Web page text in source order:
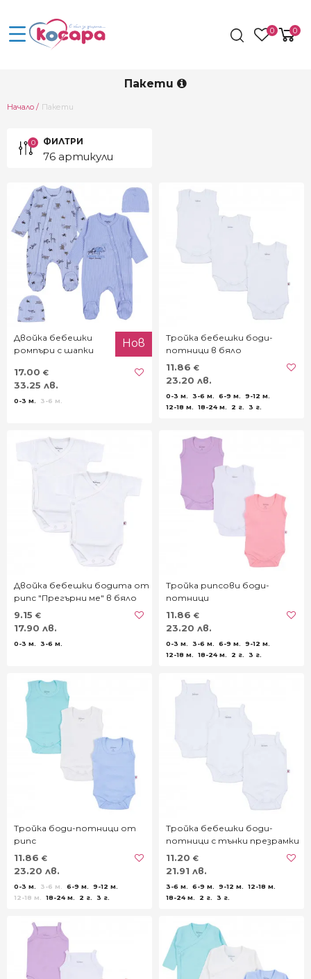
0 0
Пакети
Начало Current:
Пакети
0 ФИЛТРИ
76 артикули
Двойка бебешки
ромпъри с шапки
Нов
17.00 €
33.25 лв.
0-3 м. 3-6 м.
Тройка бебешки боди-
потници в бяло
11.86 €
23.20 лв.
0-3 м. 3-6 м. 6-9 м.
9-12 м.
12-18 м.
18-24 м. 2 г. 3 г.
Двойка бебешки бодита от
рипс "Прегърни ме" в бяло
9.15 €
17.90 лв.
0-3 м. 3-6 м.
Тройка рипсови боди-
потници
11.86 €
23.20 лв.
0-3 м. 3-6 м. 6-9 м.
9-12 м.
12-18 м.
18-24 м. 2 г. 3 г.
Тройка боди-потници от
рипс
11.86 €
23.20 лв.
0-3 м. 3-6 м. 6-9 м.
9-12 м.
12-18 м.
18-24 м. 2 г. 3 г.
Тройка бебешки боди-
потници с тънки презрамки
в бяло
11.20 €
21.91 лв.
3-6 м. 6-9 м. 9-12 м.
12-18 м.
18-24 м.
2 г. 3 г.